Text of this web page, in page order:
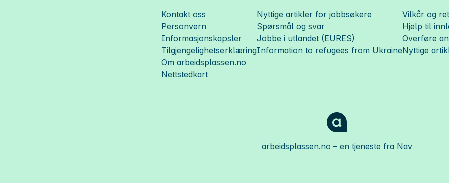
Kontakt oss
Personvern
Informasjonskapsler
Tilgjengelighetserklæring
Om arbeidsplassen.no
Nettstedkart
Nyttige artikler for jobbsøkere
Spørsmål og svar
Jobbe i utlandet (EURES)
Information to refugees from Ukraine
Vilkår og
Hjelp til
Overføre
Nyttige
arbeidsplassen.no – en tjeneste fra Nav